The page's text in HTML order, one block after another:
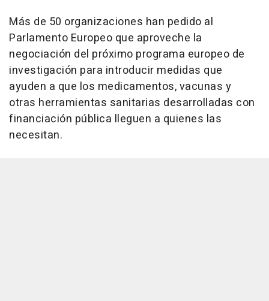
Más de 50 organizaciones han pedido al
Parlamento Europeo que aproveche la
negociación del próximo programa europeo de
investigación para introducir medidas que
ayuden a que los medicamentos, vacunas y
otras herramientas sanitarias desarrolladas con
financiación pública lleguen a quienes las
necesitan.